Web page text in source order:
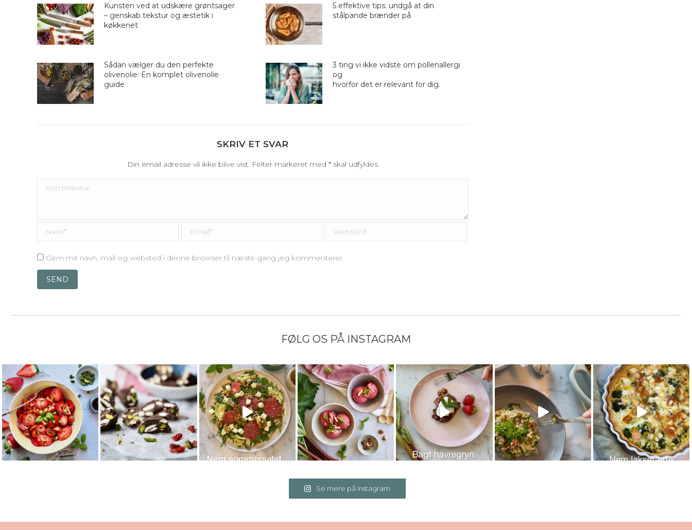
Kunsten ved at udskære grøntsager
– genskab tekstur og æstetik i
køkkenet
5 effektive tips: undgå at din
stålpande brænder på
Sådan vælger du den perfekte
olivenolie: En komplet olivenolie
guide
3 ting vi ikke vidste om pollenallergi
og
hvorfor det er relevant for dig.
SKRIV ET SVAR
Din email adresse vil ikke blive vist. Felter markeret med* skal udfyldes
Kommentar
Navn * Email * Websted
Gem mit navn, mail og websted i denne browser til næste gang jeg kommenterer.
SEND
FØLG OS PÅ INSTAGRAM
Se mere på Instagram